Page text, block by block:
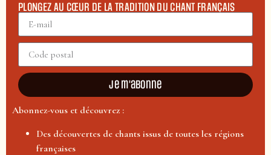
PLONGEZ AU CŒUR DE LA TRADITION DU CHANT FRANÇAIS
Je m'abonne
Abonnez-vous et découvrez :
Des découvertes de chants issus de toutes les régions
françaises